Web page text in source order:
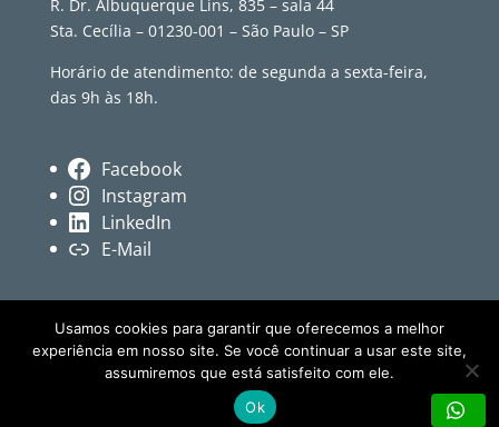
R. Dr. Albuquerque Lins, 835 – sala 44
Sta. Cecília – 01230-001 – São Paulo – SP
Horário de atendimento: de segunda a sexta-feira,
das 9h às 18h.
Facebook
Instagram
LinkedIn
E-Mail
© Revista Têxtil • Conteúdo independente sobre
moda, cultura e indústria têxtil.
Usamos cookies para garantir que oferecemos a melhor
experiência em nosso site. Se você continuar a usar este site,
assumiremos que está satisfeito com ele.
Ok